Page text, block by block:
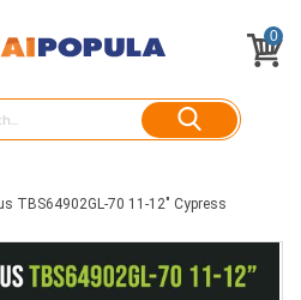
0
TBS64902GL-70 11-12" Cypress